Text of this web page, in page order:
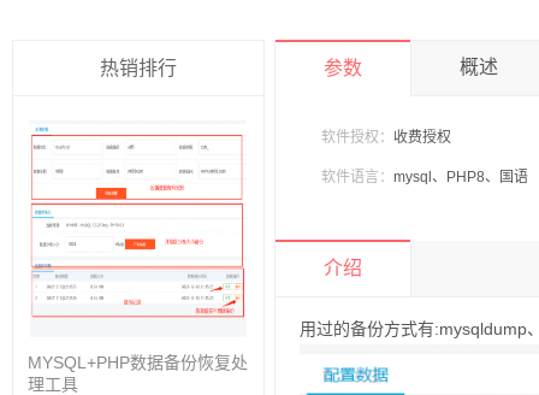
热销排行
MYSQL+PHP数据备份恢复处
理工具
参数 概述
软件授权： 收费授权
软件语言：mysql、PHP8、国语
介绍
用过的备份方式有:mysqldump